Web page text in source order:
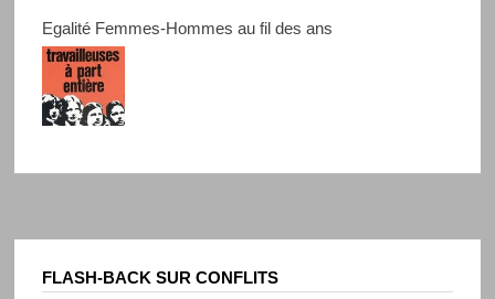
Egalité Femmes-Hommes au fil des ans
FLASH-BACK SUR CONFLITS